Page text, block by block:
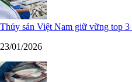
Thủy sản Việt Nam giữ vững top
23/01/2026